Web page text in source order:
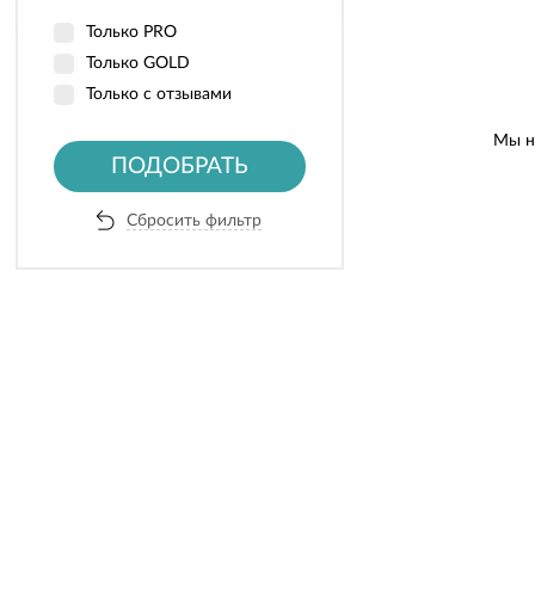
Только PRO
Только GOLD
Только с отзывами
ПОДОБРАТЬ
Сбросить фильтр
Мы